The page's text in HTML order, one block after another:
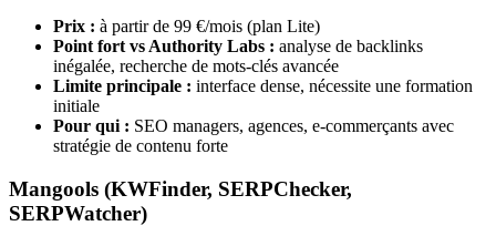
Prix : à partir de 99 €/mois (plan Lite)
Point fort vs Authority Labs : analyse de backlinks
inégalée, recherche de mots-clés avancée
Limite principale : interface dense, nécessite une formation
initiale
Pour qui : SEO managers, agences, e-commerçants avec
stratégie de contenu forte
Mangools (KWFinder, SERPChecker,
SERPWatcher)